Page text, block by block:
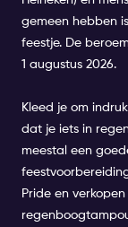
gemeen hebben
feestje. De
1 augustus 2026.
Kleed je om
dat je iets in
meestal een
Pride en